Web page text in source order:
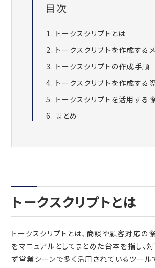
目次
トークスクリプトとは
トークスクリプトを作成する
トークスクリプトの作成手順
トークスクリプトを作成する
トークスクリプトを活用する
まとめ
トークスクリプトとは
トークスクリプトとは、商談や顧客対応の
をマニュアルとしてまとめた台本を指し、
ず営業シーンで多く活用されているツール